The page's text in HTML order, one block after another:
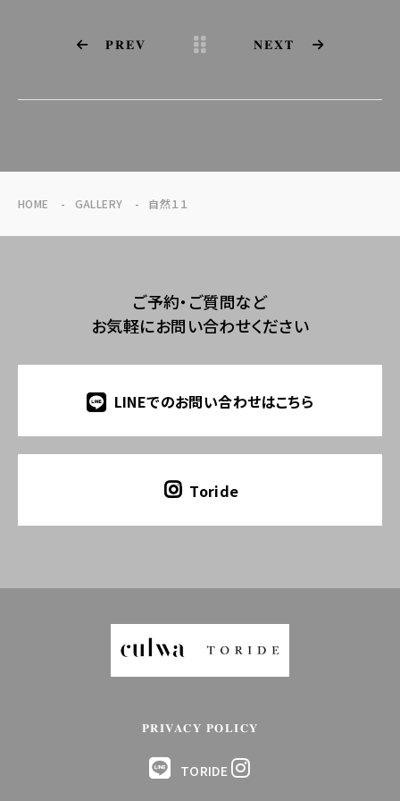
PREV NEXT
HOME GALLERY 自然１１
ご予約・ご質問など
お気軽にお問い合わせください
LINEでのお問い合わせはこちら
Toride
PRIVACY POLICY
TORIDE